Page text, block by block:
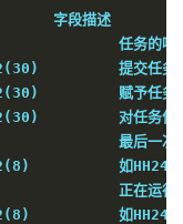
字段描述
任务的唯一
提交任务
赋予任务
对任务作语
最后一次成
如
正在运行任务的
如